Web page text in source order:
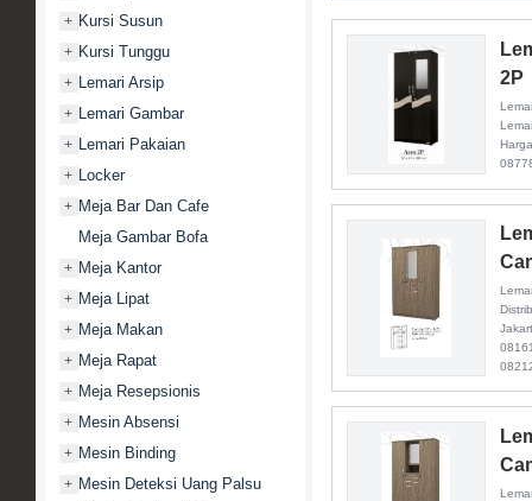
+ Kursi Susun
+ Kursi Tunggu
+ Lemari Arsip
+ Lemari Gambar
+ Lemari Pakaian
+ Locker
+ Meja Bar Dan Cafe
Meja Gambar Bofa
+ Meja Kantor
+ Meja Lipat
+ Meja Makan
+ Meja Rapat
+ Meja Resepsionis
+ Mesin Absensi
+ Mesin Binding
+ Mesin Deteksi Uang Palsu
2P